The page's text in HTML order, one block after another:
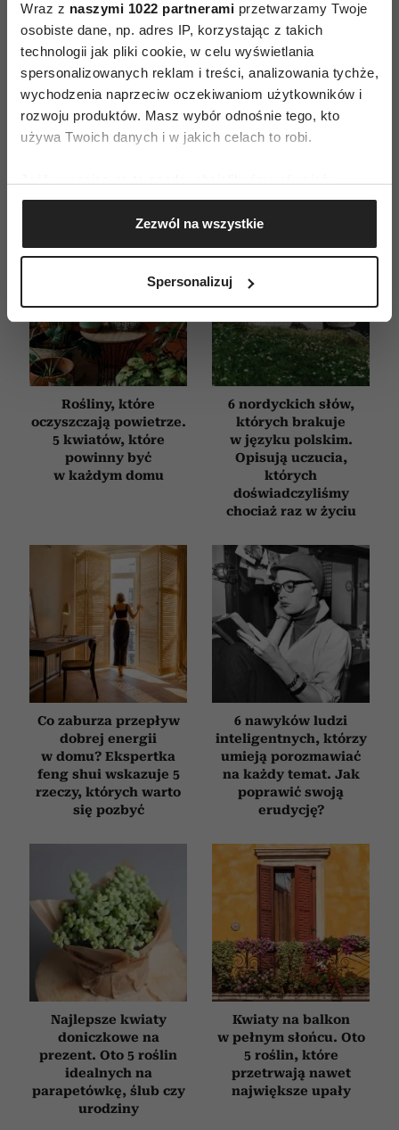
Wraz z naszymi 1022 partnerami przetwarzamy Twoje
osobiste dane, np. adres IP, korzystając z takich
technologii jak pliki cookie, w celu wyświetlania
spersonalizowanych reklam i treści, analizowania tychże,
wychodzenia naprzeciw oczekiwaniom użytkowników i
rozwoju produktów. Masz wybór odnośnie tego, kto
używa Twoich danych i w jakich celach to robi.
Gromadzić dane dotyczące Twojej lokalizacji
geograficznej z dokładnością nawet do kilku metrów
Identyfikować Twoje urządzenie, aktywnie
(fingerprinting, czyli wirtualny odcisk palca)
dane są przetwarzane oraz ustaw własne preferencje w
sekcji szczegółów. W Deklaracji plików cookie możesz
zmienić lub wycofać swoją zgodę w dowolnej chwili.
Wykorzystujemy pliki cookie do spersonalizowania treści
i reklam, aby oferować funkcje społecznościowe i
analizować ruch w naszej witrynie. Informacje o tym, jak
korzystasz z naszej witryny, udostępniamy partnerom
społecznościowym, reklamowym i analitycznym.
otrzymanymi od Ciebie lub uzyskanymi podczas
korzystania z ich usług.
Zezwól na wszystkie
Spersonalizuj
ZAMÓW
WYDANIE DRUKOWANE
E-WYDANIE
Rośliny, które
oczyszczają powietrze.
5 kwiatów, które
powinny być
w każdym domu
6 nordyckich słów,
których brakuje
w języku polskim.
Opisują uczucia,
których
doświadczyliśmy
chociaż raz w życiu
Co zaburza przepływ
dobrej energii
w domu? Ekspertka
feng shui wskazuje 5
rzeczy, których warto
się pozbyć
6 nawyków ludzi
inteligentnych, którzy
umieją porozmawiać
na każdy temat. Jak
poprawić swoją
erudycję?
Najlepsze kwiaty
doniczkowe na
prezent. Oto 5 roślin
idealnych na
parapetówkę, ślub czy
urodziny
Kwiaty na balkon
w pełnym słońcu. Oto
5 roślin, które
przetrwają nawet
największe upały